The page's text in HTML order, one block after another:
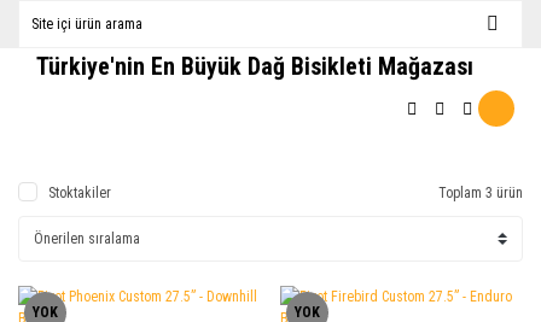
Türkiye'nin En Büyük Dağ Bisikleti Mağazası
Stoktakiler Toplam 3 ürün
YOK YOK